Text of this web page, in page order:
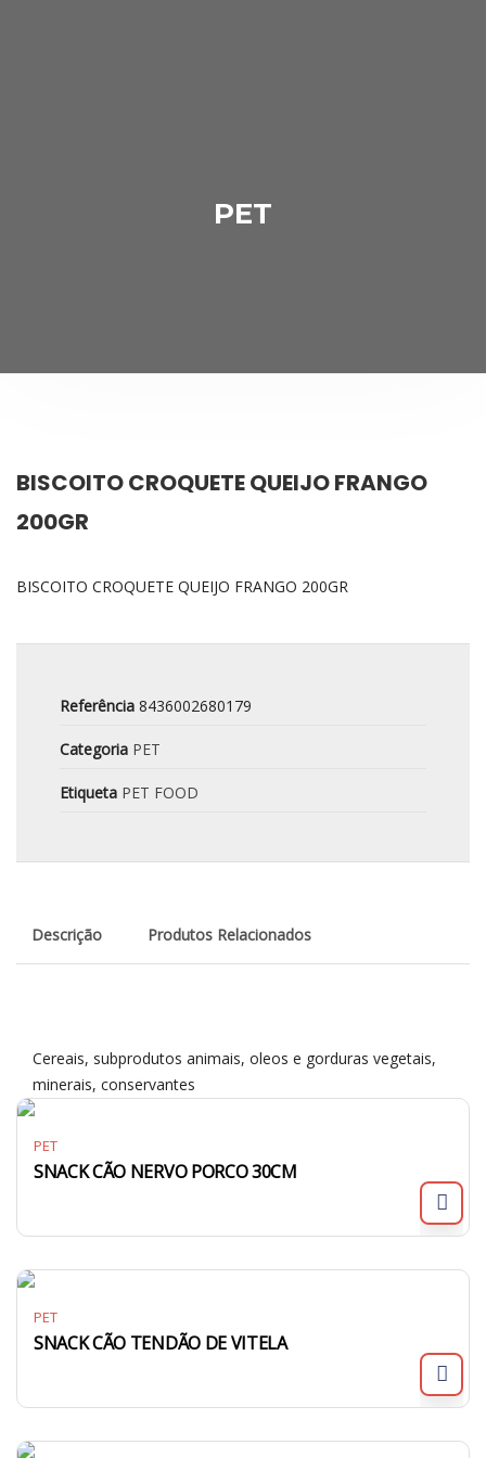
PET
BISCOITO CROQUETE QUEIJO FRANGO
200GR
BISCOITO CROQUETE QUEIJO FRANGO 200GR
Referência 8436002680179
Categoria PET
Etiqueta PET FOOD
Descrição Produtos Relacionados
Cereais, subprodutos animais, oleos e gorduras vegetais,
minerais, conservantes
PET
SNACK CÃO NERVO PORCO 30CM
PET
SNACK CÃO TENDÃO DE VITELA